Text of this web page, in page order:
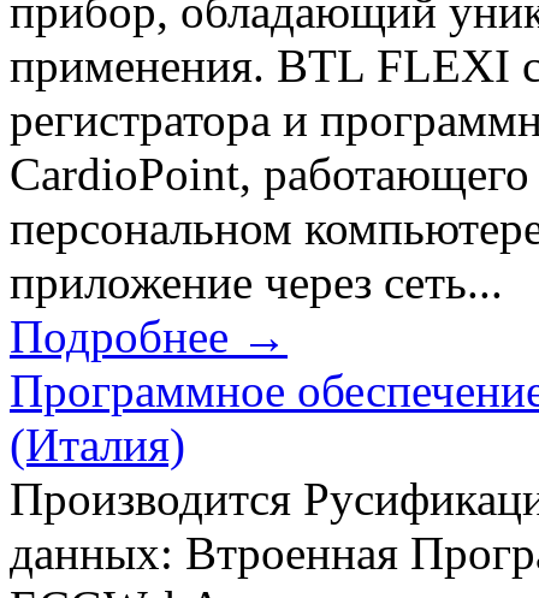
прибор, обладающий
применения. BTL FLEXI
регистратора и
CardioPoint,
персональном
приложение через сеть...
Подробнее →
Программное
(Италия)
Производится
данных: Втроенная